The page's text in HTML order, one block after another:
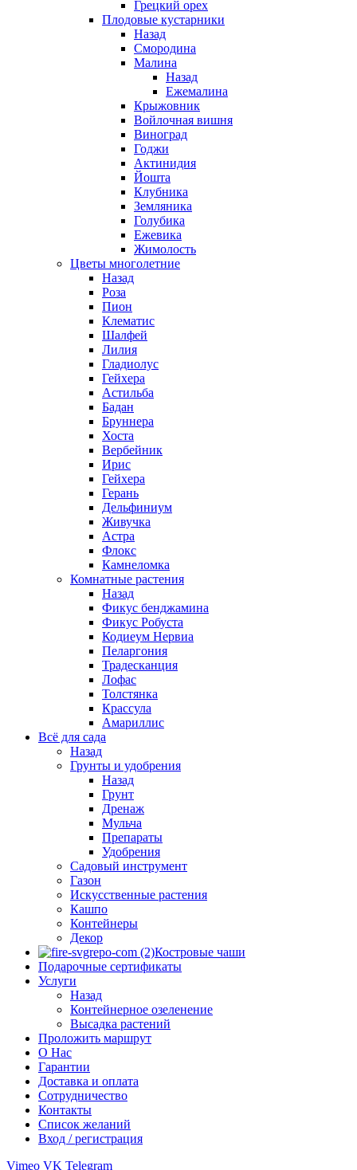
Грецкий орех
Плодовые кустарники
Назад
Смородина
Малина
Назад
Ежемалина
Крыжовник
Войлочная вишня
Виноград
Годжи
Актинидия
Йошта
Клубника
Земляника
Голубика
Ежевика
Жимолость
Цветы многолетние
Назад
Роза
Пион
Клематис
Шалфей
Лилия
Гладиолус
Гейхера
Астильба
Бадан
Бруннера
Хоста
Вербейник
Ирис
Гейхера
Герань
Дельфиниум
Живучка
Астра
Флокс
Камнеломка
Комнатные растения
Назад
Фикус бенджамина
Фикус Робуста
Кодиеум Нервиа
Пеларгония
Традесканция
Лофас
Толстянка
Крассула
Амариллис
Всё для сада
Назад
Грунты и удобрения
Назад
Грунт
Дренаж
Мульча
Препараты
Удобрения
Садовый инструмент
Газон
Искусственные растения
Кашпо
Контейнеры
Декор
Костровые чаши
Подарочные сертификаты
Услуги
Назад
Контейнерное озеленение
Высадка растений
Проложить маршрут
О Нас
Гарантии
Доставка и оплата
Сотрудничество
Контакты
Список желаний
Вход / регистрация
Vimeo VK Telegram